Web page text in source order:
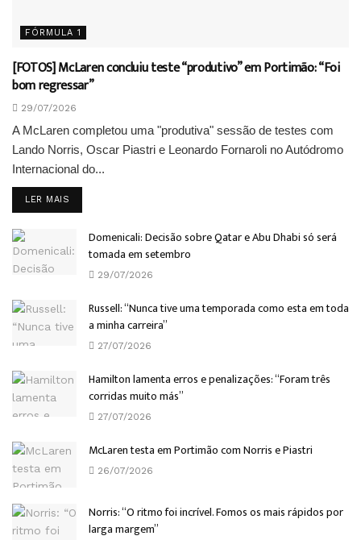
FÓRMULA 1
[FOTOS] McLaren concluiu teste “produtivo” em Portimão: “Foi
bom regressar”
29/07/2026
A McLaren completou uma "produtiva" sessão de testes com
Lando Norris, Oscar Piastri e Leonardo Fornaroli no Autódromo
Internacional do...
LER MAIS
Domenicali: Decisão sobre Qatar e Abu Dhabi só será
tomada em setembro
29/07/2026
Russell: “Nunca tive uma temporada como esta em toda
a minha carreira”
27/07/2026
Hamilton lamenta erros e penalizações: “Foram três
corridas muito más”
27/07/2026
McLaren testa em Portimão com Norris e Piastri
26/07/2026
Norris: “O ritmo foi incrível. Fomos os mais rápidos por
larga margem”